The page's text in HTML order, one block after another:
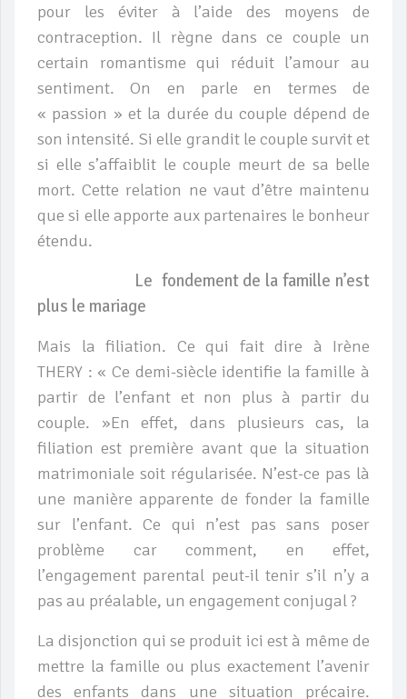
pour les éviter à l’aide des moyens de
contraception. Il règne dans ce couple un
certain romantisme qui réduit l’amour au
sentiment. On en parle en termes de
« passion » et la durée du couple dépend de
son intensité. Si elle grandit le couple survit et
si elle s’affaiblit le couple meurt de sa belle
mort. Cette relation ne vaut d’être maintenu
que si elle apporte aux partenaires le bonheur
étendu.
Le fondement de la famille n’est
plus le mariage
Mais la filiation. Ce qui fait dire à Irène
THERY : « Ce demi-siècle identifie la famille à
partir de l’enfant et non plus à partir du
couple. »En effet, dans plusieurs cas, la
filiation est première avant que la situation
matrimoniale soit régularisée. N’est-ce pas là
une manière apparente de fonder la famille
sur l’enfant. Ce qui n’est pas sans poser
problème car comment, en effet,
l’engagement parental peut-il tenir s’il n’y a
pas au préalable, un engagement conjugal ?
La disjonction qui se produit ici est à même de
mettre la famille ou plus exactement l’avenir
des enfants dans une situation précaire.